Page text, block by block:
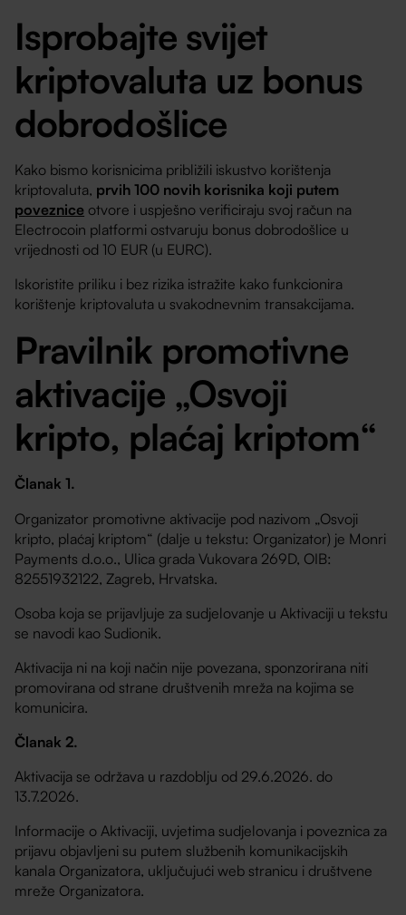
Isprobajte svijet
kriptovaluta uz bonus
dobrodošlice
Kako bismo korisnicima približili iskustvo korištenja
kriptovaluta, prvih 100 novih korisnika koji putem
poveznice otvore i uspješno verificiraju svoj račun na
Electrocoin platformi ostvaruju bonus dobrodošlice u
vrijednosti od 10 EUR (u EURC).
Iskoristite priliku i bez rizika istražite kako funkcionira
korištenje kriptovaluta u svakodnevnim transakcijama.
Pravilnik promotivne
aktivacije „Osvoji
kripto, plaćaj kriptom“
Članak 1.
Organizator promotivne aktivacije pod nazivom „Osvoji
kripto, plaćaj kriptom“ (dalje u tekstu: Organizator) je Monri
Payments d.o.o., Ulica grada Vukovara 269D, OIB:
82551932122, Zagreb, Hrvatska.
Osoba koja se prijavljuje za sudjelovanje u Aktivaciji u tekstu
se navodi kao Sudionik.
Aktivacija ni na koji način nije povezana, sponzorirana niti
promovirana od strane društvenih mreža na kojima se
komunicira.
Članak 2.
Aktivacija se održava u razdoblju od 29.6.2026. do
13.7.2026.
Informacije o Aktivaciji, uvjetima sudjelovanja i poveznica za
prijavu objavljeni su putem službenih komunikacijskih
kanala Organizatora, uključujući web stranicu i društvene
mreže Organizatora.